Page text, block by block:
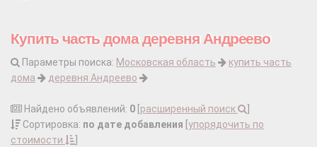
Купить часть дома деревня Андреево
Параметры поиска: Московская область
купить часть
дома
деревня Андреево
Найдено объявлений: 0 расширенный поиск
Сортировка: по дате добавления упорядочить по
стоимости